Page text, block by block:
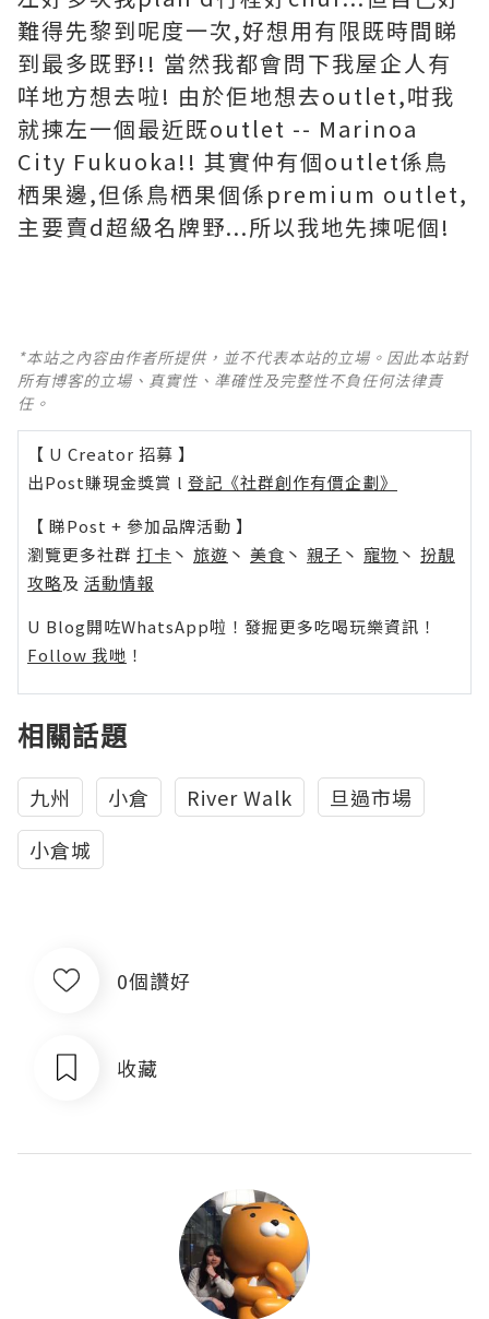
難得先黎到呢度一次,好想用有限既時間睇
到最多既野!! 當然我都會問下我屋企人有
咩地方想去啦! 由於佢地想去outlet,咁我
就揀左一個最近既outlet -- Marinoa
City Fukuoka!! 其實仲有個outlet係鳥
栖果邊,但係鳥栖果個係premium outlet,
主要賣d超級名牌野...所以我地先揀呢個!
*本站之內容由作者所提供，並不代表本站的立場。因此本站對
所有博客的立場、真實性、準確性及完整性不負任何法律責
任。
【 U Creator 招募 】
出Post賺現金獎賞 l 登記《社群創作有價企劃》
【 睇Post + 參加品牌活動 】
瀏覽更多社群 打卡 丶 旅遊 丶 美食 丶 親子 丶 寵物 丶 扮靚
攻略及 活動情報
U Blog開咗WhatsApp啦！發掘更多吃喝玩樂資訊！
Follow 我哋 ！
相關話題
九州 小倉 River Walk
旦過市場
小倉城
0個讚好
收藏